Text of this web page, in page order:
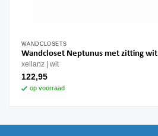
WANDCLOSETS
Wandcloset Neptunus met zitting wit
xellanz wit
122,95
op voorraad